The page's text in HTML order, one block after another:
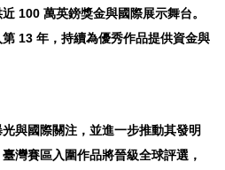
100 萬英鎊獎金與國際展示舞台。
13 年，持續為優秀作品提供資金與
與國際關注，並進一步推動其發明
灣賽區入圍作品將晉級全球評選，